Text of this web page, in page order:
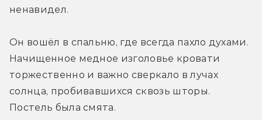
ненавидел.
Он вошёл в спальню, где всегда пахло духами.
Начищенное медное изголовье кровати
торжественно и важно сверкало в лучах
солнца, пробивавшихся сквозь шторы.
Постель была смята.